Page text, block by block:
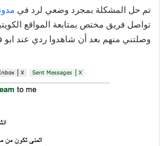
تم حل المشكلة بمجرد وضعي لرد في
تواصل فريق مختص بمتابعة المواقع
وصلتني منهم بعد أن شاهدوا ردي عند ابو